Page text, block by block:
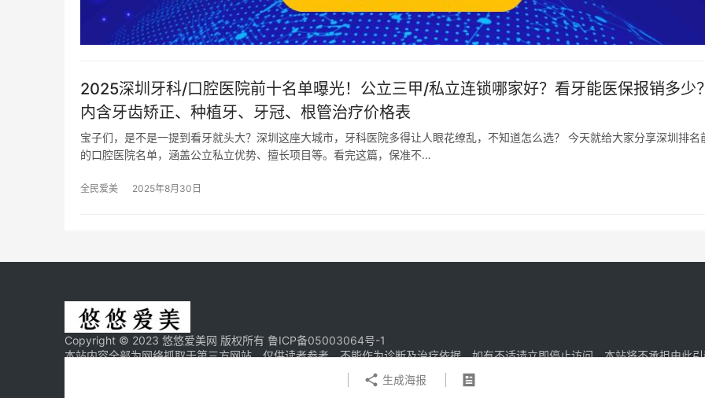
生成海报
2025深圳牙科/口腔医院前十名单曝光！公立三甲/私立连锁哪家好？看牙能医保报销多少
内含牙齿矫正、种植牙、牙冠、根管治疗价格表
宝子们，是不是一提到看牙就头大？深圳这座大城市，牙科医院多得让人眼花缭乱，不知道怎么选？ 今天就给大家分享深圳排名
的口腔医院名单，涵盖公立私立优势、擅长项目等。看完这篇，保准不…
全民爱美 2025年8月30日
Copyright © 2023 悠悠爱美网 版权所有 鲁ICP备05003064号-1
本站内容全部为网络抓取于第三方网站，仅供读者参考，不能作为诊断及治疗依据，如有不适请立即停止访问，本站将不承担由此